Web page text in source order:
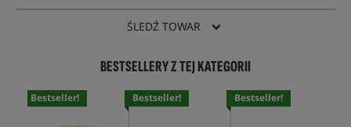
ŚLEDŹ TOWAR
BESTSELLERY Z TEJ KATEGORII
Bestseller! Bestseller! Bestseller!